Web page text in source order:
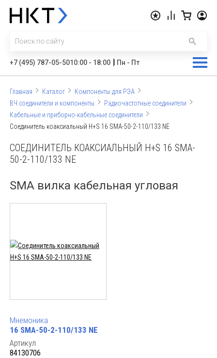
+7 (495) 787-05-5010:00 - 18:00 Пн - Пт
Главная Каталог
Компоненты для РЭА
ВЧ соединители и компоненты
Радиочастотные соединители
Кабельные и приборно-кабельные соединители
Соединитель коаксиальный H+S 16 SMA-50-2-110/133 NE
СОЕДИНИТЕЛЬ КОАКСИАЛЬНЫЙ H+S 16 SMA-
50-2-110/133 NE
SMA вилка кабельная угловая
Мнемоника
16 SMA-50-2-110/133 NE
Артикул
84130706